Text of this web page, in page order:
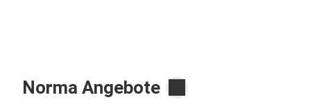
Norma Angebote